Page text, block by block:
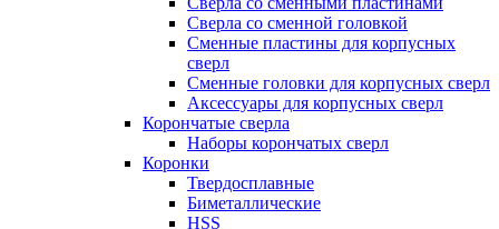
Сверла со сменной головкой
Сменные пластины для корпусных
сверл
Сменные головки для корпусных сверл
Аксессуары для корпусных сверл
Корончатые сверла
Наборы корончатых сверл
Коронки
Твердосплавные
Биметаллические
HSS